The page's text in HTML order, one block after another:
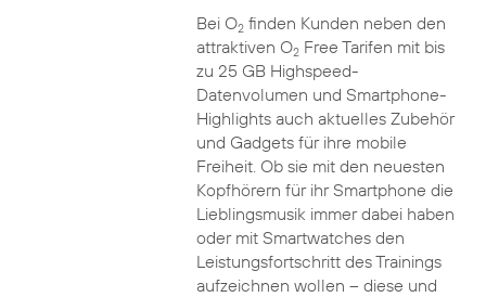
Bei O2finden Kunden neben den
attraktiven O2Free Tarifen mit bis
zu 25 GB Highspeed-
Datenvolumen und Smartphone-
Highlights auch aktuelles Zubehör
und Gadgets für ihre mobile
Freiheit. Ob sie mit den neuesten
Kopfhörern für ihr Smartphone die
Lieblingsmusik immer dabei haben
oder mit Smartwatches den
Leistungsfortschritt des Trainings
aufzeichnen wollen – diese und